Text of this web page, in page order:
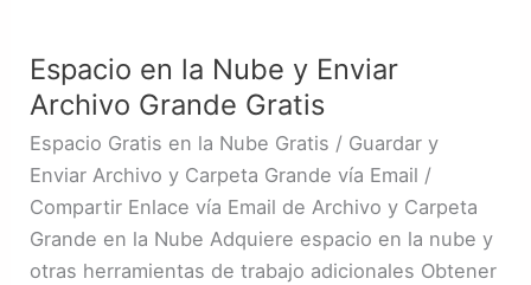
Espacio en la Nube y Enviar
Archivo Grande Gratis
Espacio Gratis en la Nube Gratis / Guardar y
Enviar Archivo y Carpeta Grande vía Email /
Compartir Enlace vía Email de Archivo y Carpeta
Grande en la Nube Adquiere espacio en la nube y
otras herramientas de trabajo adicionales Obtener
la
Nube
y
Enviar
Archivo
Grande
Gratis